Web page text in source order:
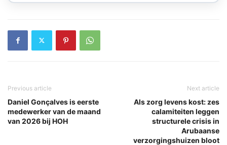
Previous article
Daniel Gonçalves is eerste
medewerker van de maand
van 2026 bij HOH
Next article
Als zorg levens kost: zes
calamiteiten leggen
structurele crisis in
Arubaanse
verzorgingshuizen bloot